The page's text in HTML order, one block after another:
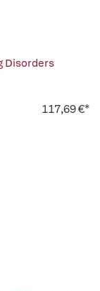
Disorders
117,69 €*